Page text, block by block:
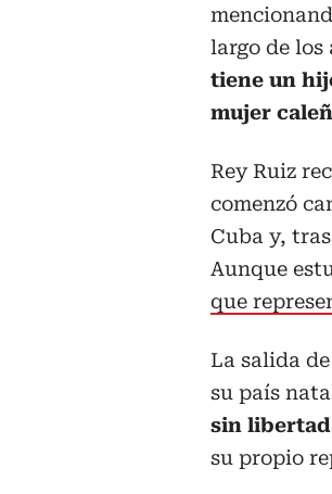
largo de los
tiene un
mujer
Rey Ruiz
comenzó
Cuba y,
Aunque
que
La salida
su país
sin
su propio